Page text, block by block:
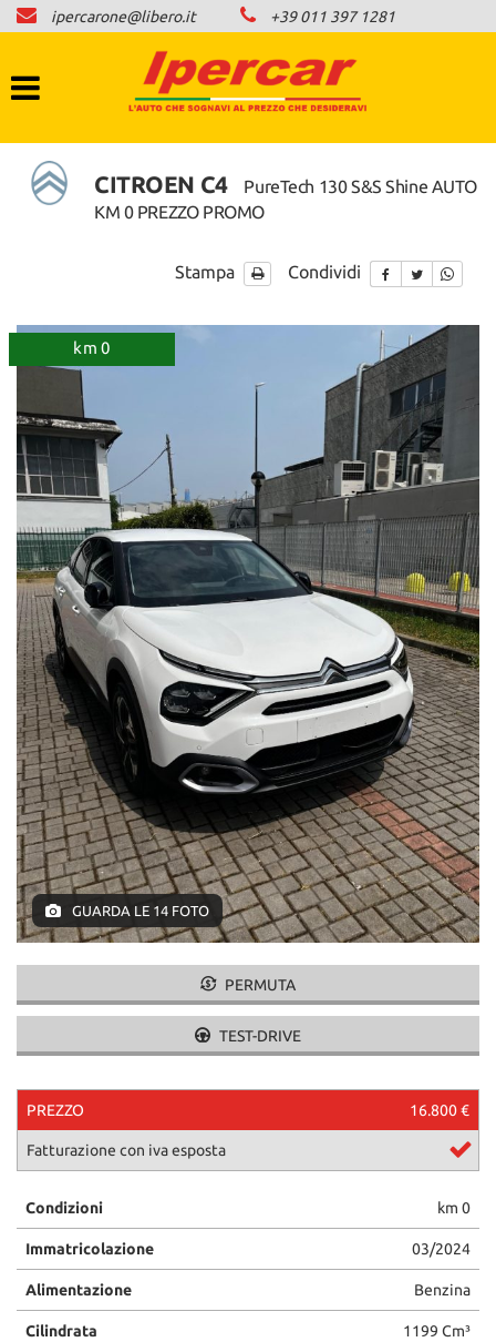
HOME
LISTA VEICOLI
COMPRO AUTO IN CONTANTI
AREA COMMERCIANTI
ipercarone@libero.it +39 011 397 1281
CITROEN C4
PureTech 130 S&S Shine AUTO
KM 0 PREZZO PROMO
Stampa Condividi
km 0
GUARDA LE 14 FOTO
PERMUTA
TEST-DRIVE
PREZZO 16.800 €
Fatturazione con iva esposta
Condizioni km 0
Immatricolazione 03/2024
Alimentazione Benzina
Cilindrata 1199 Cm³